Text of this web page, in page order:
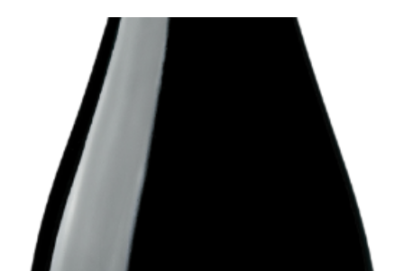
Questo prodotto ha più varianti. Le opzioni possono essere